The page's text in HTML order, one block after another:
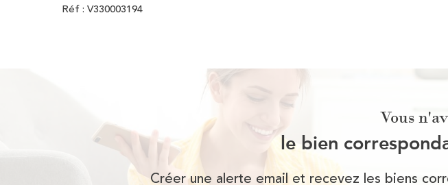
Réf : V330003194
Vous
le bien
Créer une alerte email et recevez les biens